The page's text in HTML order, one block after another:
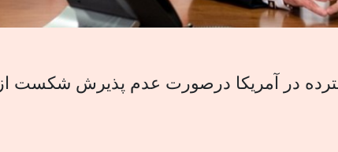
در آمریکا درصورت عدم پذیرش شکست از